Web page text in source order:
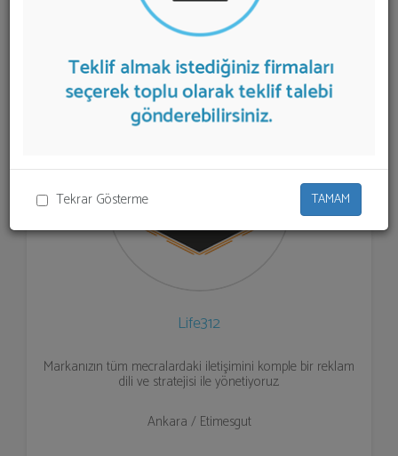
Tekrar Gösterme TAMAM
teklifi almak için listeden seçim yapıp ya da "İlk 5
Firmadan Teklif İste" kısmından toplu olarak teklif
talebinizi firmalara aktarabilirsiniz.
Life312
Markanızın tüm mecralardaki iletişimini komple bir reklam
dili ve stratejisi ile yönetiyoruz.
Ankara / Etimesgut